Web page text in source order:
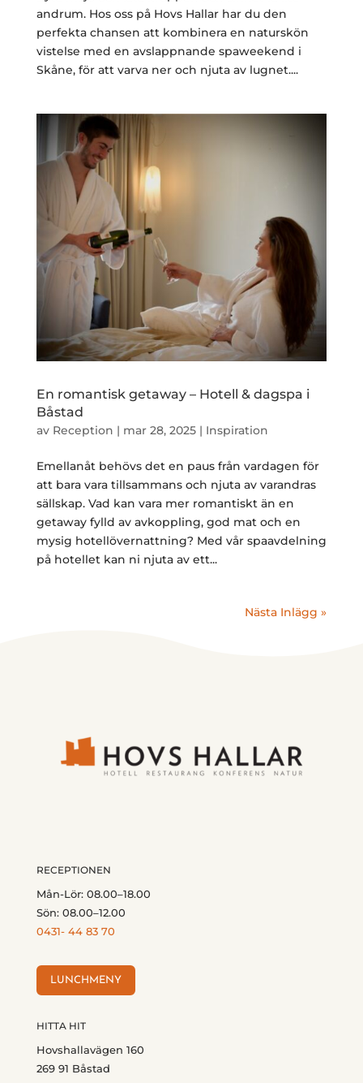
andrum. Hos oss på Hovs Hallar har du den
perfekta chansen att kombinera en naturskön
vistelse med en avslappnande spaweekend i
Skåne, för att varva ner och njuta av lugnet....
En romantisk getaway – Hotell & dagspa i
Båstad
av Reception | mar 28, 2025| Inspiration
Emellanåt behövs det en paus från vardagen för
att bara vara tillsammans och njuta av varandras
sällskap. Vad kan vara mer romantiskt än en
getaway fylld av avkoppling, god mat och en
mysig hotellövernattning? Med vår spaavdelning
på hotellet kan ni njuta av ett...
Nästa Inlägg »
RECEPTIONEN
Mån-Lör: 08.00–18.00
Sön: 08.00–12.00
0431- 44 83 70
LUNCHMENY
HITTA HIT
Hovshallavägen 160
269 91 Båstad